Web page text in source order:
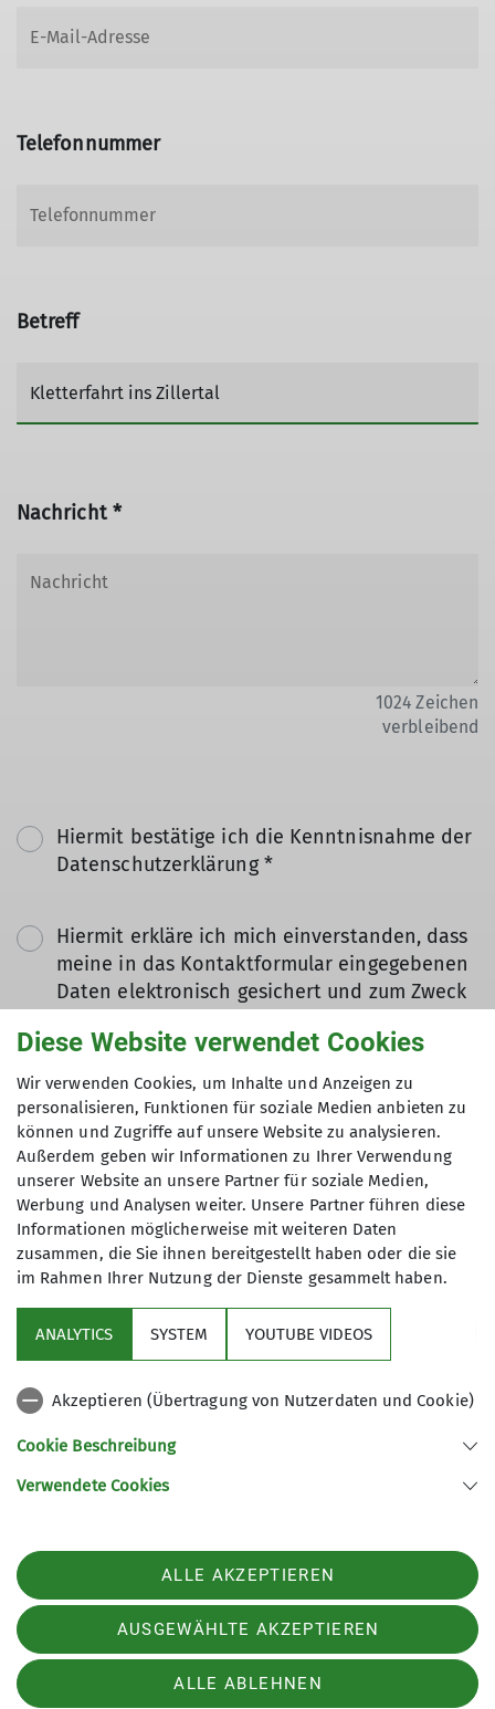
Telefonnummer
Betreff
Nachricht *
1024 Zeichen
verbleibend
Hiermit bestätige ich die Kenntnisnahme der
Datenschutzerklärung *
Hiermit erkläre ich mich einverstanden, dass
meine in das Kontaktformular eingegebenen
Daten elektronisch gesichert und zum Zweck
genutzt werden. Mir ist bekannt, dass ich
meine Einwilligung jederzeit wiederrufen
kann. *
Mit (*) markierte Felder
sind Pflichtfelder
Absenden
Service
Links
94315 Straubing
Telefon +49942180965
Datenschutz-Einstellungen
Impressum
Diese Website verwendet Cookies
Wir verwenden Cookies, um Inhalte und Anzeigen zu
personalisieren, Funktionen für soziale Medien anbieten zu
können und Zugriffe auf unsere Website zu analysieren.
Außerdem geben wir Informationen zu Ihrer Verwendung
unserer Website an unsere Partner für soziale Medien,
Werbung und Analysen weiter. Unsere Partner führen diese
Informationen möglicherweise mit weiteren Daten
zusammen, die Sie ihnen bereitgestellt haben oder die sie
im Rahmen Ihrer Nutzung der Dienste gesammelt haben.
ANALYTICS SYSTEM YOUTUBE VIDEOS
Akzeptieren (Übertragung von Nutzerdaten und Cookie)
Cookie Beschreibung
Verwendete Cookies
ALLE AKZEPTIEREN
AUSGEWÄHLTE AKZEPTIEREN
ALLE ABLEHNEN